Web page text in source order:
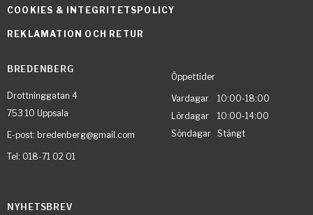
COOKIES & INTEGRITETSPOLICY
REKLAMATION OCH RETUR
BREDENBERG
Drottninggatan 4
753 10 Uppsala
E-post: bredenberg@gmail.com
Tel: 018-71 02 01
Öppettider
Vardagar 10:00-18:00
Lördagar 10:00-14:00
Söndagar Stängt
NYHETSBREV